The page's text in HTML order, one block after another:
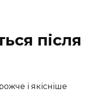
після
і якісніше